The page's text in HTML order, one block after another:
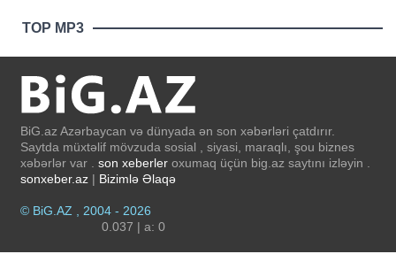
TOP MP3
BiG.az Azərbaycan və dünyada ən son xəbərləri çatdırır.
Saytda müxtəlif mövzuda sosial , siyasi, maraqlı, şou biznes
xəbərlər var . son xeberler oxumaq üçün big.az saytını izləyin .
sonxeber.az | Bizimlə Əlaqə
© BiG.AZ , 2004 - 2026
0.037 | a: 0